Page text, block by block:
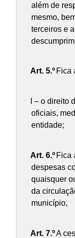
além de
mesmo,
terceiros e
Art. 5.º Fica
I – o direito
oficiais,
entidade;
Art. 6.º Fica
despesas
quaisquer
da
município,
Art. 7.ºA